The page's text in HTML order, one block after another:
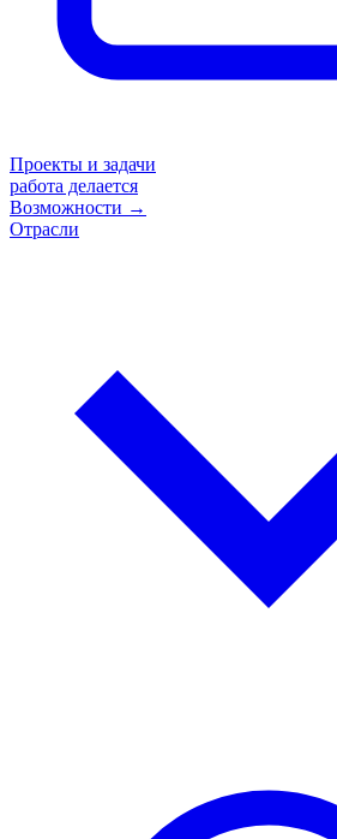
Проекты и задачи
работа делается
Возможности →
Отрасли